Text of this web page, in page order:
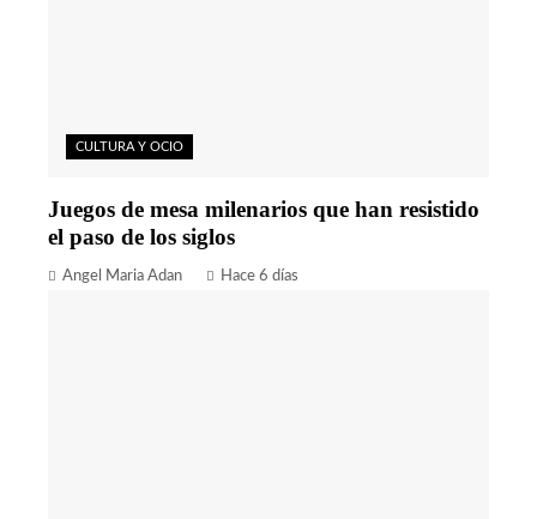
CULTURA Y OCIO
Juegos de mesa milenarios que han resistido
el paso de los siglos
Angel Maria Adan Hace 6 días